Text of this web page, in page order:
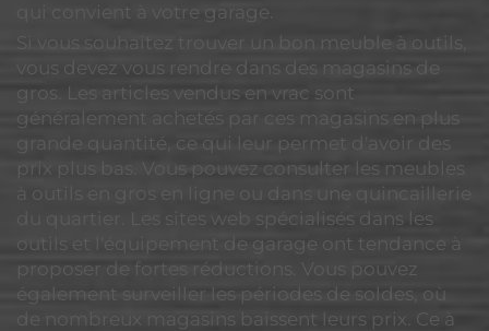
qui convient à votre garage.
Si vous souhaitez trouver un bon meuble à outils,
vous devez vous rendre dans des magasins de
gros. Les articles vendus en vrac sont
généralement achetés par ces magasins en plus
grande quantité, ce qui leur permet d'avoir des
prix plus bas. Vous pouvez consulter les meubles
à outils en gros en ligne ou dans une quincaillerie
du quartier. Les sites web spécialisés dans les
outils et l'équipement de garage ont tendance à
proposer de fortes réductions. Vous pouvez
également surveiller les périodes de soldes, où
de nombreux magasins baissent leurs prix. Ce à